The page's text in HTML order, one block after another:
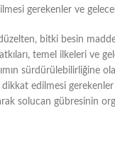
gerekenler ve
bitki besin
temel ilkeleri ve
sürdürülebilirliğine
edilmesi gerekenler
solucan gübresinin